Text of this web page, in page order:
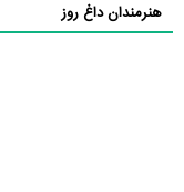
هنرمندان داغ روز